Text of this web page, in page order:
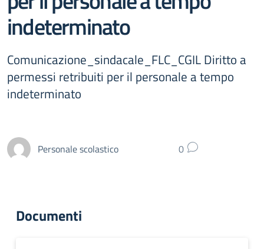
indeterminato
Comunicazione_sindacale_FLC_CGIL Diritto a
permessi retribuiti per il personale a tempo
indeterminato
Personale scolastico 0
Documenti